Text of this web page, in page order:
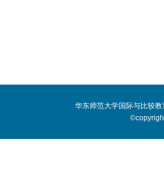
华东师范大学国际与比较